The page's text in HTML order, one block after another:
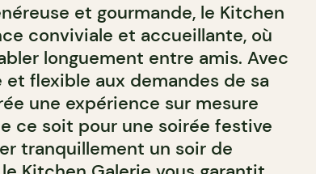
et gourmande, le Kitchen
conviviale et accueillante, où
longuement entre amis. Avec
flexible aux demandes de sa
une expérience sur mesure
ce soit pour une soirée festive
tranquillement un soir de